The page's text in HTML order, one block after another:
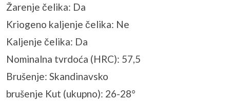
Žarenje čelika: Da
Kriogeno kaljenje čelika: Ne
Kaljenje čelika: Da
Nominalna tvrdoća (HRC): 57,5
​​Brušenje: Skandinavsko
brušenje Kut (ukupno): 26-28°